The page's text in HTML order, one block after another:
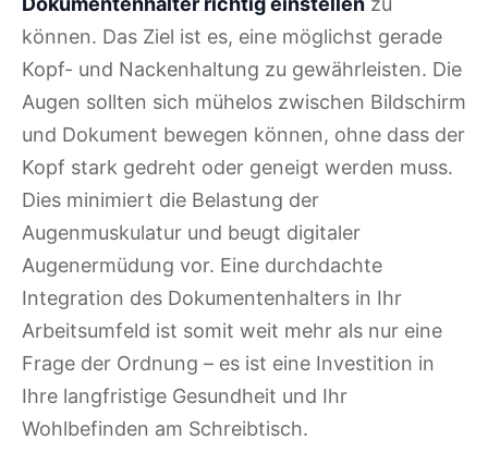
können. Das Ziel ist es, eine möglichst gerade
Kopf- und Nackenhaltung zu gewährleisten. Die
Augen sollten sich mühelos zwischen Bildschirm
und Dokument bewegen können, ohne dass der
Kopf stark gedreht oder geneigt werden muss.
Dies minimiert die Belastung der
Augenmuskulatur und beugt digitaler
Augenermüdung vor. Eine durchdachte
Integration des Dokumentenhalters in Ihr
Arbeitsumfeld ist somit weit mehr als nur eine
Frage der Ordnung – es ist eine Investition in
Ihre langfristige Gesundheit und Ihr
Wohlbefinden am Schreibtisch.